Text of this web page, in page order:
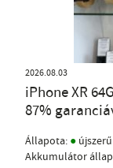
2026.08.03
iPhone XR
87%
Állapota: ● újszerű
Akkumulátor